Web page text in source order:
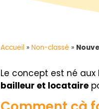
Accueil » Non-classé »
Le concept est né
bailleur et locataire